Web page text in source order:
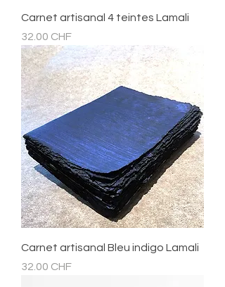
Carnet artisanal 4 teintes Lamali
Prix
32.00 CHF
Carnet artisanal Bleu indigo Lamali
Prix
32.00 CHF